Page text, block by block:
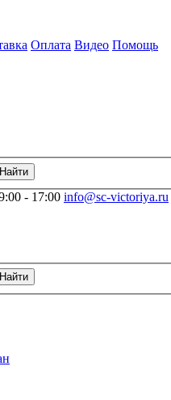
Оплата Видео Помощь
- 17:00 info@sc-victoriya.ru